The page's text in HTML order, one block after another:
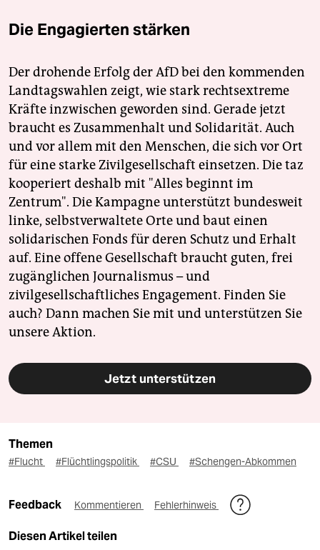
Die Engagierten stärken
Der drohende Erfolg der AfD bei den kommenden
Landtagswahlen zeigt, wie stark rechtsextreme
Kräfte inzwischen geworden sind. Gerade jetzt
braucht es Zusammenhalt und Solidarität. Auch
und vor allem mit den Menschen, die sich vor Ort
für eine starke Zivilgesellschaft einsetzen. Die taz
kooperiert deshalb mit "Alles beginnt im
Zentrum". Die Kampagne unterstützt bundesweit
linke, selbstverwaltete Orte und baut einen
solidarischen Fonds für deren Schutz und Erhalt
auf. Eine offene Gesellschaft braucht guten, frei
zugänglichen Journalismus – und
zivilgesellschaftliches Engagement. Finden Sie
auch? Dann machen Sie mit und unterstützen Sie
unsere Aktion.
Jetzt unterstützen
Themen
#Flucht #Flüchtlingspolitik #CSU #Schengen-Abkommen
Feedback Kommentieren Fehlerhinweis
Diesen Artikel teilen